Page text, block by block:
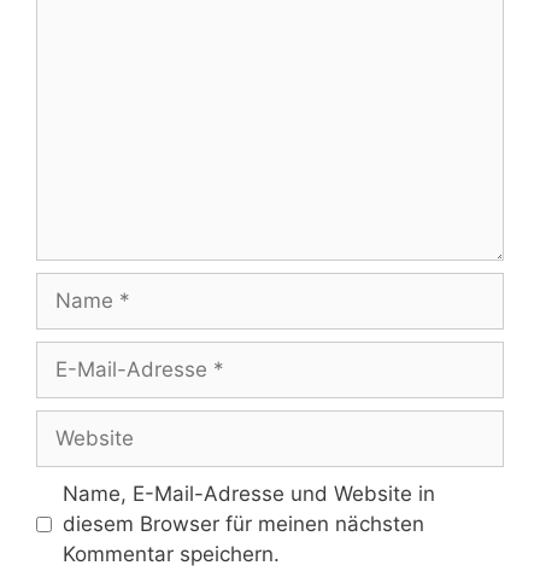
Name
Adresse
Website
Name, E-Mail-Adresse und Website in
diesem Browser für meinen nächsten
Kommentar speichern.